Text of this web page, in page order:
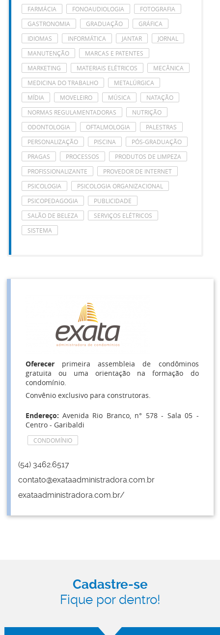
FARMÁCIA
FONOAUDIOLOGIA
FOTOGRAFIA
GASTRONOMIA
GRADUAÇÃO
GRÁFICA
IDIOMAS
INFORMÁTICA JANTAR
JORNAL
MANUTENÇÃO
MARCAS E PATENTES
MARKETING
MATERIAIS ELÉTRICOS
MECÂNICA
MEDICINA DO TRABALHO
METALÚRGICA
MÍDIA
MOVELEIRO MÚSICA
NATAÇÃO
NORMAS REGULAMENTADORAS
NUTRIÇÃO
ODONTOLOGIA
OFTALMOLOGIA
PALESTRAS
PERSONALIZAÇÃO
PISCINA
PÓS-GRADUAÇÃO
PRAGAS
PROCESSOS
PRODUTOS DE LIMPEZA
PROFISSIONALIZANTE
PROVEDOR DE INTERNET
PSICOLOGIA
PSICOLOGIA ORGANIZACIONAL
PSICOPEDAGOGIA
PUBLICIDADE
SALÃO DE BELEZA
SERVIÇOS ELÉTRICOS
SISTEMA
Oferecerprimeira assembleia de condôminos
gratuita ou uma orientação na formação do
condomínio.
Convênio exclusivo para construtoras.
Endereço: Avenida Rio Branco, n° 578 - Sala 05 -
Centro - Garibaldi
CONDOMÍNIO
(54) 3462.6517
contato@exataadministradora.com.br
exataadministradora.com.br/
Cadastre-se
Fique por dentro!